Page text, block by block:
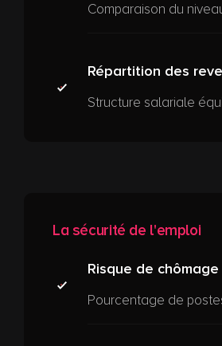
Comparaison du
Répartition des
Structure salariale
La sécurité de l'emploi
Risque de chômage
Pourcentage de